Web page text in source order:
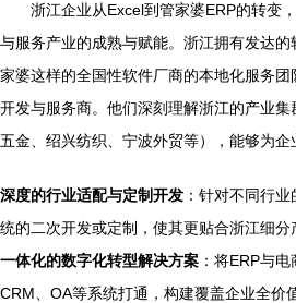
浙江企业从Excel到管家婆ERP的转变
与服务产业的成熟与赋能。浙江拥有发达
家婆这样的全国性软件厂商的本地化服务
开发与服务商。他们深刻理解浙江的产业
五金、绍兴纺织、宁波外贸等），能够为企
深度的行业适配与定制开发 ：针对不同行
统的二次开发或定制，使其更贴合浙江细分
一体化的数字化转型解决方案 ：将ERP与
CRM、OA等系统打通，构建覆盖企业全价